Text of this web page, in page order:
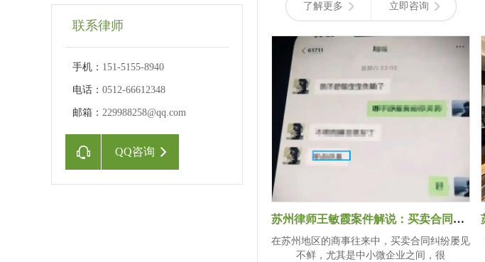
联系律师
手机： 151-5155-8940
电话： 0512-66612348
邮箱： 229988258@qq.com
QQ咨询
了解更多 立即咨询
苏州律师王敏霞案件解说：买卖合同纠纷中，微信记录如何成为胜诉关键？
在苏州地区的商事往来中，买卖合同纠纷屡见
不鲜，尤其是中小微企业之间，很